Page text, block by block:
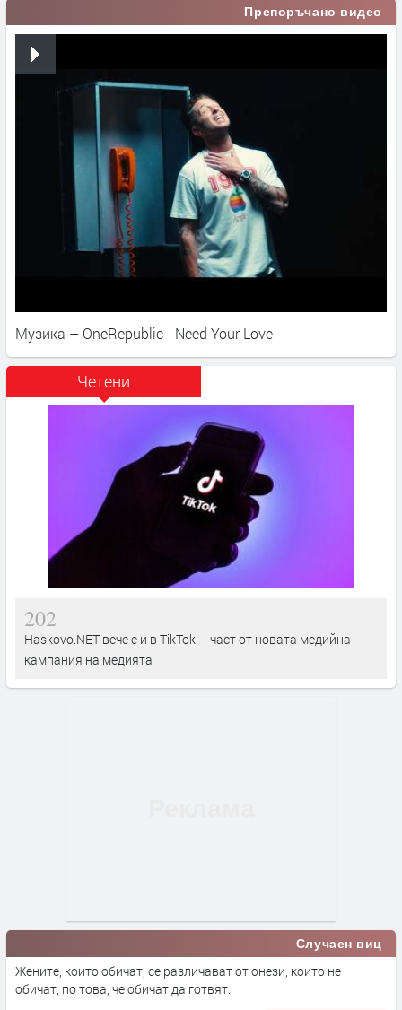
Препоръчано видео
Музика – OneRepublic - Need Your Love
Четени
202
Haskovo.NET вече е и в TikTok – част от новата медийна
кампания на медията
Случаен виц
Жените, които обичат, се различават от онези, които не
обичат, по това, че обичат да готвят.